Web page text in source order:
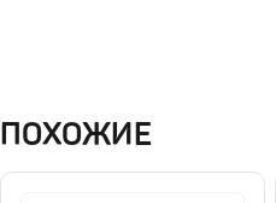
ПОХОЖИЕ